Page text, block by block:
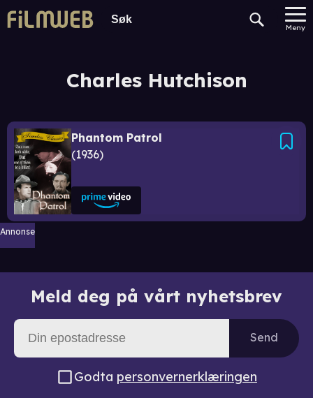
Meny
Charles Hutchison
Phantom Patrol
1936
Annonse
Meld deg på vårt nyhetsbrev
Send
Godta personvernerklæringen